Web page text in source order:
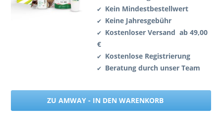
✔ Kein Mindestbestellwert
✔ Keine Jahresgebühr
✔ Kostenloser Versand ab 49,00
€
✔ Kostenlose Registrierung
✔ Beratung durch unser Team
ZU AMWAY - IN DEN WARENKORB